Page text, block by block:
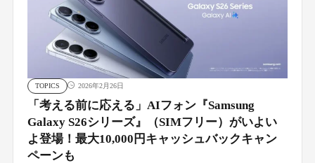
TOPICS 2026年2月26日
「考える前に応える」AIフォン『Samsung
Galaxy S26シリーズ』（SIMフリー）がいよい
よ登場！最大10,000円キャッシュバックキャン
ペーンも